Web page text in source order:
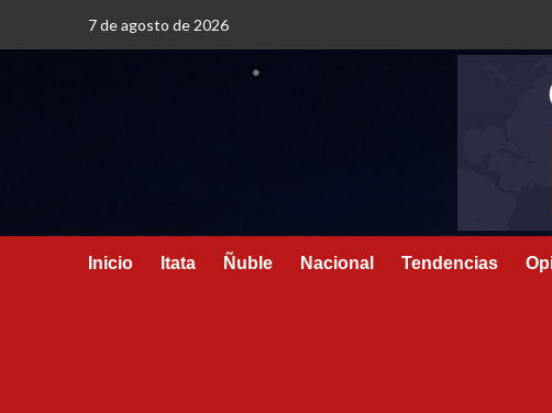
7 de agosto de 2026
Inicio Itata Ñuble Nacional Tendencias